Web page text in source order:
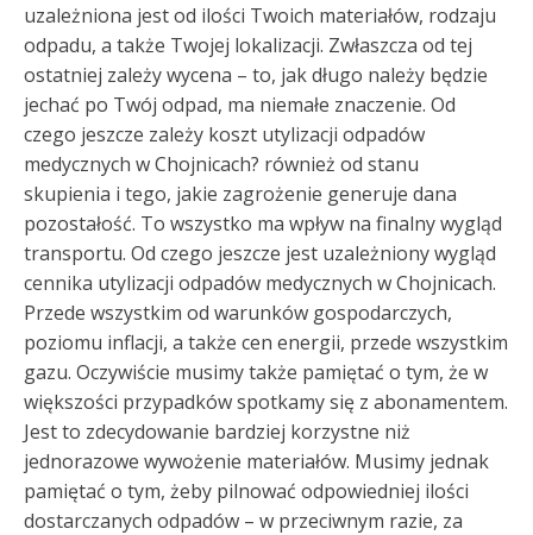
uzależniona jest od ilości Twoich materiałów, rodzaju
odpadu, a także Twojej lokalizacji. Zwłaszcza od tej
ostatniej zależy wycena – to, jak długo należy będzie
jechać po Twój odpad, ma niemałe znaczenie. Od
czego jeszcze zależy koszt utylizacji odpadów
medycznych w Chojnicach? również od stanu
skupienia i tego, jakie zagrożenie generuje dana
pozostałość. To wszystko ma wpływ na finalny wygląd
transportu. Od czego jeszcze jest uzależniony wygląd
cennika utylizacji odpadów medycznych w Chojnicach.
Przede wszystkim od warunków gospodarczych,
poziomu inflacji, a także cen energii, przede wszystkim
gazu. Oczywiście musimy także pamiętać o tym, że w
większości przypadków spotkamy się z abonamentem.
Jest to zdecydowanie bardziej korzystne niż
jednorazowe wywożenie materiałów. Musimy jednak
pamiętać o tym, żeby pilnować odpowiedniej ilości
dostarczanych odpadów – w przeciwnym razie, za